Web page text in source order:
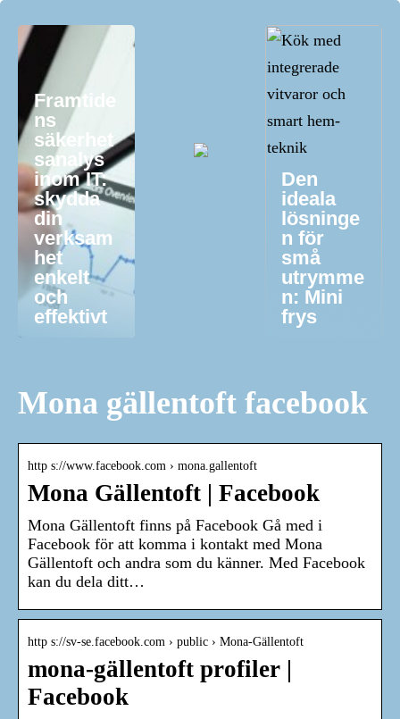
Framtide
ns
säkerhet
sanalys
inom IT:
skydda
din
verksam
het
enkelt
och
effektivt
Den
ideala
lösninge
n för
små
utrymme
n: Mini
frys
Mona gällentoft facebook
http s://www.facebook.com › mona.gallentoft
Mona Gällentoft | Facebook
Mona Gällentoft finns på Facebook Gå med i
Facebook för att komma i kontakt med Mona
Gällentoft och andra som du känner. Med Facebook
kan du dela ditt…
http s://sv-se.facebook.com › public › Mona-Gällentoft
mona-gällentoft profiler |
Facebook